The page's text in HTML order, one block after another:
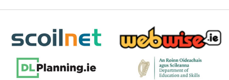
scoilnet-footer-logo3 webwise-logo-sticky
dlplanning-footer-logo-5 dept-education-footer-